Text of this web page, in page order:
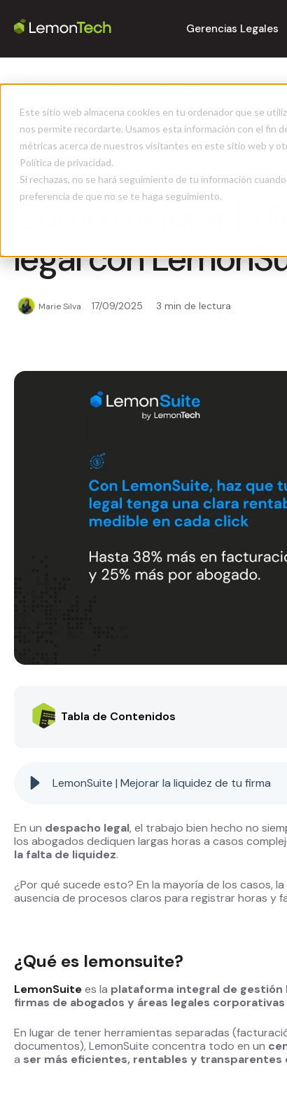
Este sitio web almacena cookies en tu ordenador que se
nos permite recordarte. Usamos esta información con el fin
métricas acerca de nuestros visitantes en este sitio web y
Política de privacidad.
Si rechazas, no se hará seguimiento de tu información
preferencia de que no se te haga seguimiento.
Gerencias Legales
Software Para Estudios Jurídicos
Cómo mejorar la
legal con
Marie Silva 17/09/2025 3 min de lectura
Tabla de Contenidos
LemonSuite | Mejorar la liquidez de tu firma
En un despacho legal, el trabajo bien hecho no
los abogados dediquen largas horas a casos
la falta de liquidez.
¿Por qué sucede esto? En la mayoría de los casos,
ausencia de procesos claros para registrar horas y
¿Qué es lemonsuite?
LemonSuitees la plataforma integral de gestión
firmas de abogados y áreas legales
En lugar de tener herramientas separadas
documentos), LemonSuite concentra todo en un
a ser más eficientes, rentables y transparentes